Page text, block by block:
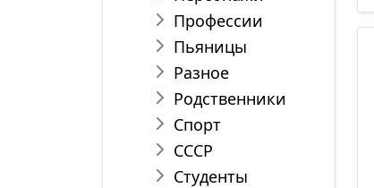
Профессии
Пьяницы
Разное
Родственники
Спорт
СССР
Студенты